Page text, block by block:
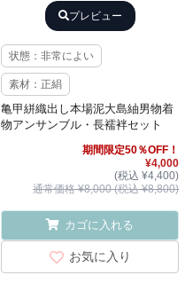
プレビュー
状態：非常によい
素材：正絹
亀甲絣織出し本場泥大島紬男物着
物アンサンブル・長襦袢セット
期間限定50％OFF！
¥4,000
(税込 ¥4,400)
通常価格 ¥8,000 (税込 ¥8,800)
カゴに入れる
お気に入り